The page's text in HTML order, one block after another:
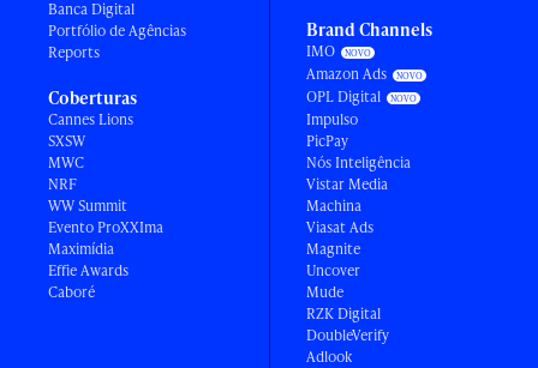
Banca Digital
Portfólio de Agências
Reports
Coberturas
Cannes Lions
SXSW
MWC
NRF
WW Summit
Evento ProXXIma
Maximídia
Effie Awards
Caboré
Brand Channels
IMO
Amazon Ads
OPL Digital
Impulso
PicPay
Nós Inteligência
Vistar Media
Machina
Viasat Ads
Magnite
Uncover
Mude
RZK Digital
DoubleVerify
Adlook